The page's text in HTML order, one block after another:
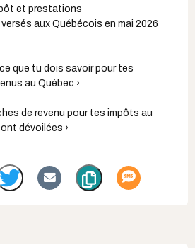
et prestations
aux Québécois en mai 2026
que tu dois savoir pour tes
au Québec ›
de revenu pour tes impôts au
dévoilées ›